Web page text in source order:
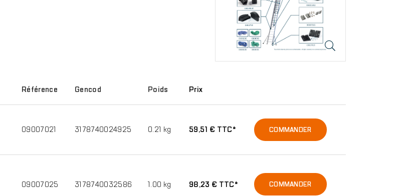
Référence Gencod Poids Prix
09007021 3178740024925 0.21 kg 59,51 € TTC* COMMANDER
09007025 3178740032586 1.00 kg 98,23 € TTC* COMMANDER